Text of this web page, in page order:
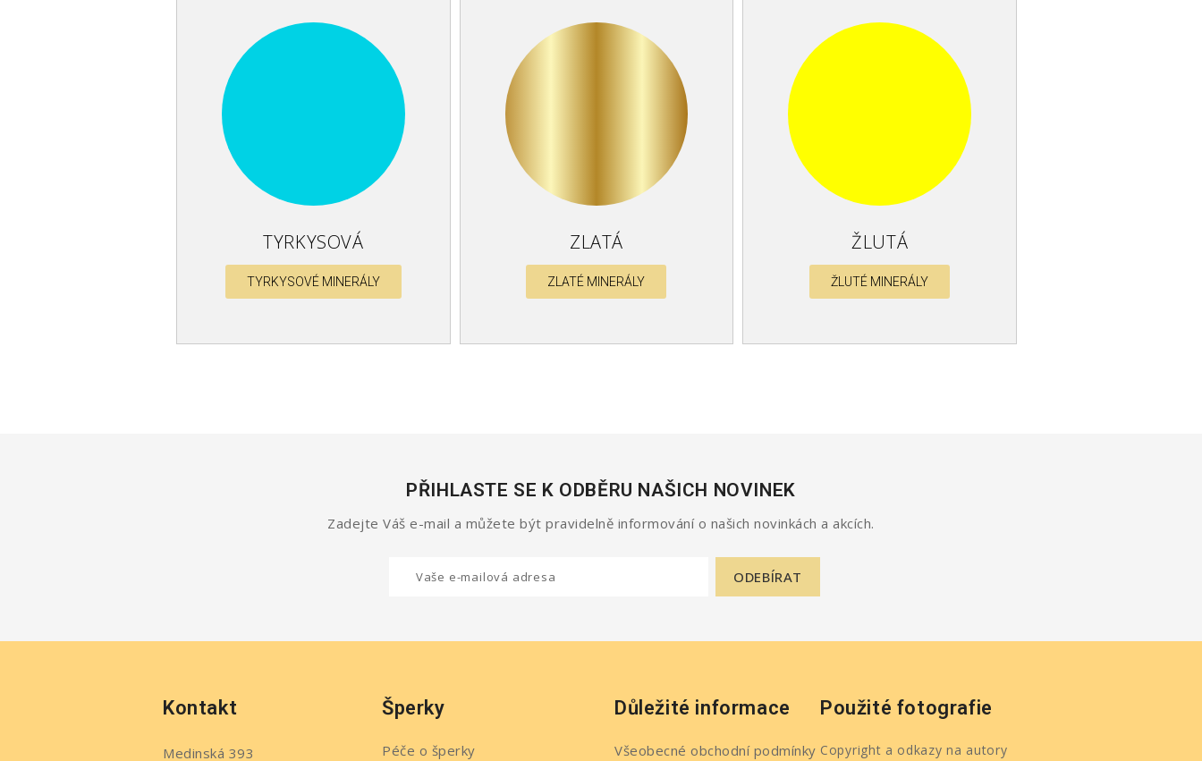
TYRKYSOVÁ
TYRKYSOVÉ MINERÁLY
ZLATÁ
ZLATÉ MINERÁLY
ŽLUTÁ
ŽLUTÉ MINERÁLY
PŘIHLASTE SE K ODBĚRU NAŠICH NOVINEK
Zadejte Váš e-mail a můžete být pravidelně informování o našich novinkách a akcích.
Kontakt
Medinská 393
Šperky
Péče o šperky
Důležité informace
Všeobecné obchodní podmínky
Použité fotografie
Copyright a odkazy na autory